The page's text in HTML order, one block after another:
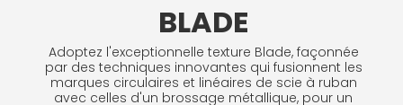
BLADE
Adoptez l'exceptionnelle texture Blade, façonnée
par des techniques innovantes qui fusionnent les
marques circulaires et linéaires de scie à ruban
avec celles d'un brossage métallique, pour un